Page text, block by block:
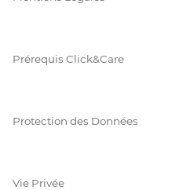
Prérequis Click&Care
Protection des Données
Vie Privée